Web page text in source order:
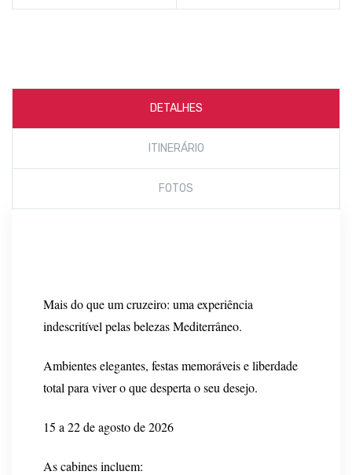
DETALHES
ITINERÁRIO
FOTOS
Mais do que um cruzeiro: uma experiência
indescritível pelas belezas Mediterrâneo.
Ambientes elegantes, festas memoráveis e liberdade
total para viver o que desperta o seu desejo.
15 a 22 de agosto de 2026
As cabines incluem: